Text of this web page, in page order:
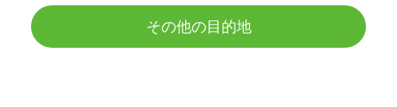
その他の目的地